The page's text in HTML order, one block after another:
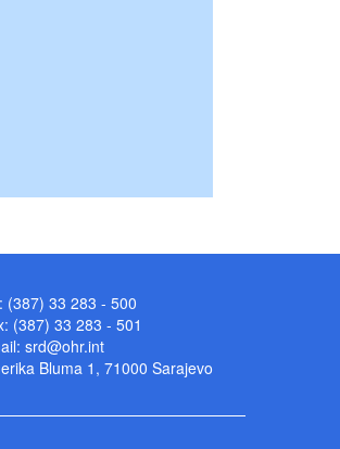
(387) 33 283 - 500
(387) 33 283 - 501
srd@ohr.int
Bluma 1, 71000 Sarajevo